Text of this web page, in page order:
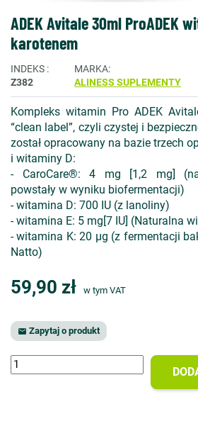
ADEK Avitale 30ml ProADEK
karotenem
INDEKS
Z382
MARKA
ALINESS SUPLEMENTY
Kompleks witamin Pro ADEK
“clean label”, czyli czystej i
został opracowany na bazie trzech
i witaminy D:
- CaroCare®: 4 mg [1,2 mg]
powstały w wyniku biofermentacji)
- witamina D: 700 IU (z lanoliny)
- witamina E: 5 mg[7 IU] (Naturalna
- witamina K: 20 µg (z fermentacji
Natto)
59,90 zł w tym VAT
 Zapytaj o produkt